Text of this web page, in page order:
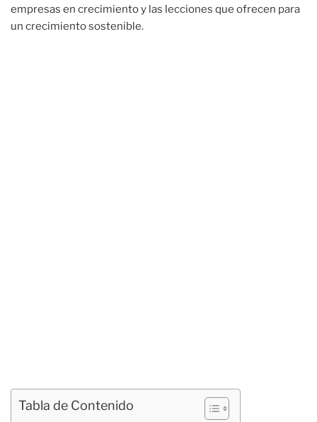
empresas en crecimiento y las lecciones que ofrecen para
un crecimiento sostenible.
Tabla de Contenido